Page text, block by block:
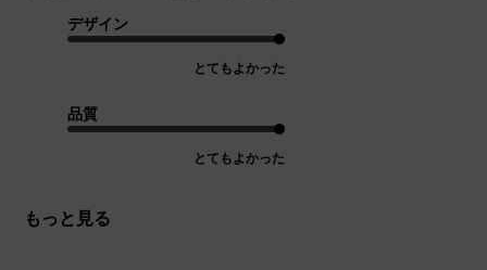
デザイン
とてもよかった
品質
とてもよかった
もっと見る